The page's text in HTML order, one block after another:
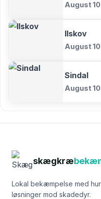
August
Ilskov
August
Sindal
August
skægkræ
Lokal bekæmpelse med
løsninger mod skadedyr.